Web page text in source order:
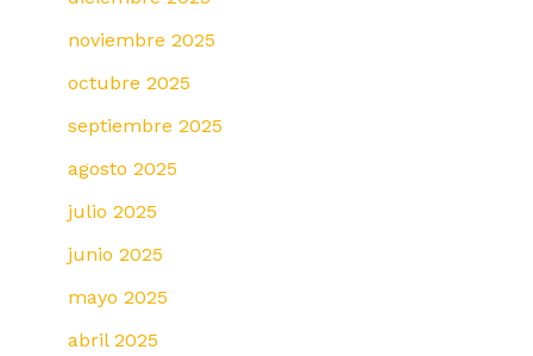
noviembre 2025
octubre 2025
septiembre 2025
agosto 2025
julio 2025
junio 2025
mayo 2025
abril 2025